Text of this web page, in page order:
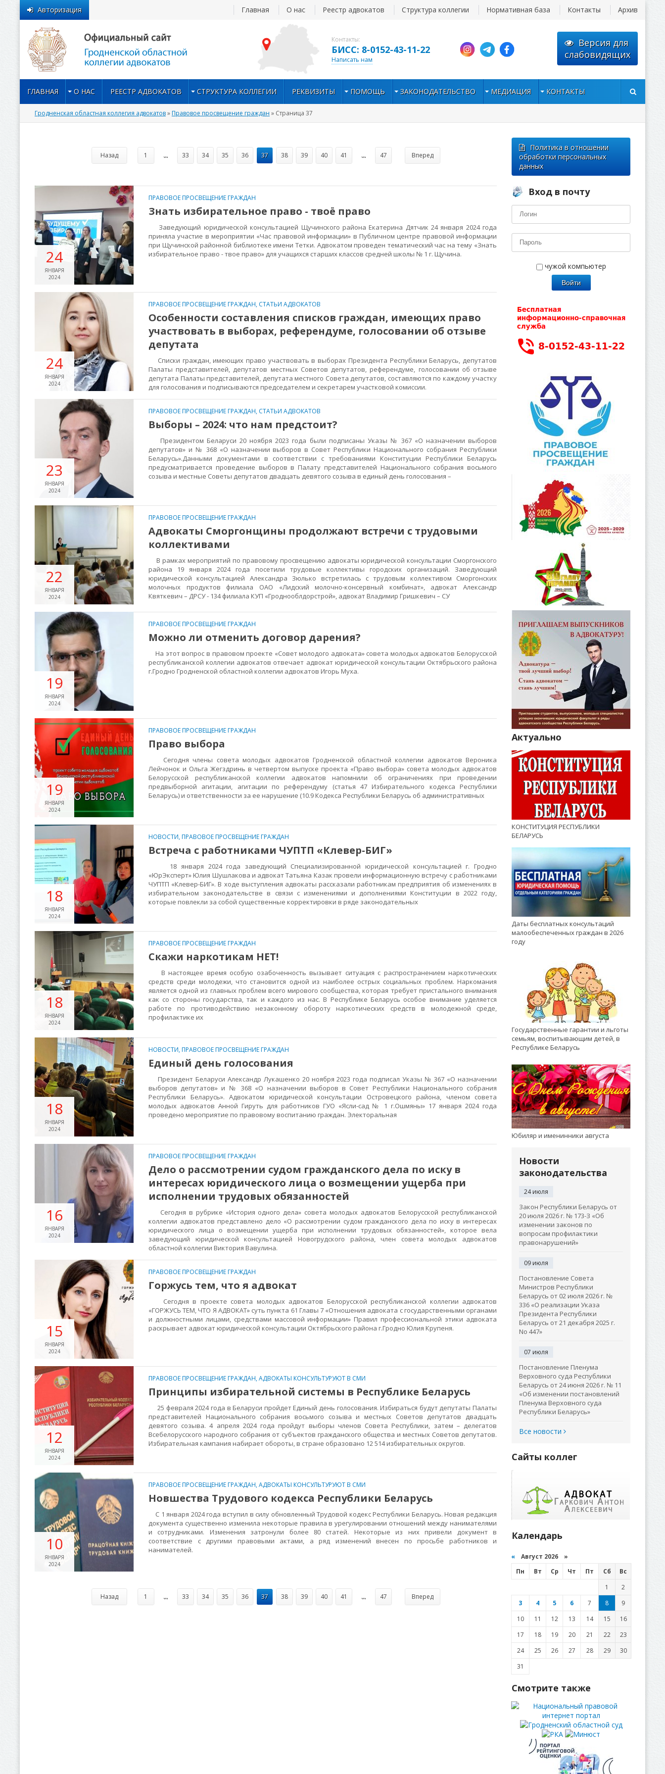
Контакты:
БИСС: 8-0152-43-11-22
Написать нам
Версия для
слабовидящих
Авторизация Главная О нас Реестр адвокатов Структура коллегии Нормативная база Контакты Архив
ГЛАВНАЯ О НАС РЕЕСТР АДВОКАТОВ СТРУКТУРА КОЛЛЕГИИ РЕКВИЗИТЫ ПОМОЩЬ ЗАКОНОДАТЕЛЬСТВО МЕДИАЦИЯ КОНТАКТЫ
Гродненская областная коллегия адвокатов»Правовое просвещение граждан » Страница 37
Назад 1 ... 33 34 35 36 37 38 39 40 41 ... 47 Вперед
24
ЯНВАРЯ
2024
ПРАВОВОЕ ПРОСВЕЩЕНИЕ ГРАЖДАН
Знать избирательное право - твоё право
Заведующий юридической консультацией Щучинского района Екатерина Дятчик 24 января 2024 года
приняла участие в мероприятии «Час правовой информации» в Публичном центре правовой информации
при Щучинской районной библиотеке имени Тетки. Адвокатом проведен тематический час на тему «Знать
избирательное право - твое право» для учащихся старших классов средней школы № 1 г. Щучина.
24
ЯНВАРЯ
2024
ПРАВОВОЕ ПРОСВЕЩЕНИЕ ГРАЖДАН, СТАТЬИ АДВОКАТОВ
Особенности составления списков граждан, имеющих право
участвовать в выборах, референдуме, голосовании об отзыве
депутата
Списки граждан, имеющих право участвовать в выборах Президента Республики Беларусь, депутатов
Палаты представителей, депутатов местных Советов депутатов, референдуме, голосовании об отзыве
депутата Палаты представителей, депутата местного Совета депутатов, составляются по каждому участку
для голосования и подписываются председателем и секретарем участковой комиссии.
23
ЯНВАРЯ
2024
ПРАВОВОЕ ПРОСВЕЩЕНИЕ ГРАЖДАН, СТАТЬИ АДВОКАТОВ
Выборы – 2024: что нам предстоит?
Президентом Беларуси 20 ноября 2023 года были подписаны Указы № 367 «О назначении выборов
депутатов» и № 368 «О назначении выборов в Совет Республики Национального собрания Республики
Беларусь».Данными документами в соответствии с требованиями Конституции Республики Беларусь
предусматривается проведение выборов в Палату представителей Национального собрания восьмого
созыва и местные Советы депутатов двадцать девятого созыва в единый день голосования –
22
ЯНВАРЯ
2024
ПРАВОВОЕ ПРОСВЕЩЕНИЕ ГРАЖДАН
Адвокаты Сморгонщины продолжают встречи с трудовыми
коллективами
В рамках мероприятий по правовому просвещению адвокаты юридической консультации Сморгонского
района 19 января 2024 года посетили трудовые коллективы городских организаций. Заведующий
юридической консультацией Александра Зюлько встретилась с трудовым коллективом Сморгонских
молочных продуктов филиала ОАО «Лидский молочно-консервный комбинат», адвокат Александр
Квяткевич – ДРСУ - 134 филиала КУП «Гроднооблдорстрой», адвокат Владимир Гришкевич – СУ
19
ЯНВАРЯ
2024
ПРАВОВОЕ ПРОСВЕЩЕНИЕ ГРАЖДАН
Можно ли отменить договор дарения?
На этот вопрос в правовом проекте «Совет молодого адвоката» совета молодых адвокатов Белорусской
республиканской коллегии адвокатов отвечает адвокат юридической консультации Октябрьского района
г.Гродно Гродненской областной коллегии адвокатов Игорь Муха.
19
ЯНВАРЯ
2024
ПРАВОВОЕ ПРОСВЕЩЕНИЕ ГРАЖДАН
Право выбора
Сегодня члены совета молодых адвокатов Гродненской областной коллегии адвокатов Вероника
Лейчонок и Ольга Жегздринь в четвертом выпуске проекта «Право выбора» совета молодых адвокатов
Белорусской республиканской коллегии адвокатов напомнили об ограничениях при проведении
предвыборной агитации, агитации по референдуму (статья 47 Избирательного кодекса Республики
Беларусь) и ответственности за ее нарушение (10.9 Кодекса Республики Беларусь об административных
18
ЯНВАРЯ
2024
НОВОСТИ,ПРАВОВОЕ ПРОСВЕЩЕНИЕ ГРАЖДАН
Встреча с работниками ЧУПТП «Клевер-БИГ»
18 января 2024 года заведующий Специализированной юридической консультацией г. Гродно
«ЮрЭксперт» Юлия Шушлакова и адвокат Татьяна Казак провели информационную встречу с работниками
ЧУПТП «Клевер-БИГ». В ходе выступления адвокаты рассказали работникам предприятия об изменениях в
избирательном законодательстве в связи с изменениями и дополнениями Конституции в 2022 году,
которые повлекли за собой существенные корректировки в ряде законодательных
18
ЯНВАРЯ
2024
ПРАВОВОЕ ПРОСВЕЩЕНИЕ ГРАЖДАН
Скажи наркотикам НЕТ!
В настоящее время особую озабоченность вызывает ситуация с распространением наркотических
средств среди молодежи, что становится одной из наиболее острых социальных проблем. Наркомания
является одной из главных проблем всего мирового сообщества, которая требует пристального внимания
как со стороны государства, так и каждого из нас. В Республике Беларусь особое внимание уделяется
работе по противодействию незаконному обороту наркотических средств в молодежной среде,
профилактике их
18
ЯНВАРЯ
2024
НОВОСТИ,ПРАВОВОЕ ПРОСВЕЩЕНИЕ ГРАЖДАН
Единый день голосования
Президент Беларуси Александр Лукашенко 20 ноября 2023 года подписал Указы № 367 «О назначении
выборов депутатов» и № 368 «О назначении выборов в Совет Республики Национального собрания
Республики Беларусь». Адвокатом юридической консультации Островецкого района, членом совета
молодых адвокатов Анной Гируть для работников ГУО «Ясли-сад № 1 г.Ошмяны» 17 января 2024 года
проведено мероприятие по правовому воспитанию граждан. Электоральная
16
ЯНВАРЯ
2024
ПРАВОВОЕ ПРОСВЕЩЕНИЕ ГРАЖДАН
Дело о рассмотрении судом гражданского дела по иску в
интересах юридического лица о возмещении ущерба при
исполнении трудовых обязанностей
Сегодня в рубрике «История одного дела» совета молодых адвокатов Белорусской республиканской
коллегии адвокатов представлено дело «О рассмотрении судом гражданского дела по иску в интересах
юридического лица о возмещении ущерба при исполнении трудовых обязанностей», которое вела
заведующий юридической консультацией Новогрудского района, член совета молодых адвокатов
областной коллегии Виктория Вавулина.
15
ЯНВАРЯ
2024
ПРАВОВОЕ ПРОСВЕЩЕНИЕ ГРАЖДАН
Горжусь тем, что я адвокат
Сегодня в проекте совета молодых адвокатов Белорусской республиканской коллегии адвокатов
«ГОРЖУСЬ ТЕМ, ЧТО Я АДВОКАТ» суть пункта 61 Главы 7 «Отношения адвоката с государственными органами
и должностными лицами, средствами массовой информации» Правил профессиональной этики адвоката
раскрывает адвокат юридической консультации Октябрьского района г.Гродно Юлия Крупеня.
12
ЯНВАРЯ
2024
ПРАВОВОЕ ПРОСВЕЩЕНИЕ ГРАЖДАН,АДВОКАТЫ КОНСУЛЬТУРУЮТ В СМИ
Принципы избирательной системы в Республике Беларусь
25 февраля 2024 года в Беларуси пройдет Единый день голосования. Избираться будут депутаты Палаты
представителей Национального собрания восьмого созыва и местных Советов депутатов двадцать
девятого созыва. 4 апреля 2024 года пройдут выборы членов Совета Республики, затем – делегатов
Всебелорусского народного собрания от субъектов гражданского общества и местных Советов депутатов.
Избирательная кампания набирает обороты, в стране образовано 12 514 избирательных округов.
10
ЯНВАРЯ
2024
ПРАВОВОЕ ПРОСВЕЩЕНИЕ ГРАЖДАН,АДВОКАТЫ КОНСУЛЬТУРУЮТ В СМИ
Новшества Трудового кодекса Республики Беларусь
С 1 января 2024 года вступил в силу обновленный Трудовой кодекс Республики Беларусь. Новая редакция
документа существенно изменила некоторые правила в урегулировании отношений между нанимателями
и сотрудниками. Изменения затронули более 80 статей. Некоторые из них привели документ в
соответствие с другими правовыми актами, а ряд изменений внесен по просьбе работников и
нанимателей.
Назад 1 ... 33 34 35 36 37 38 39 40 41 ... 47 Вперед
Политика в отношении
обработки персональных
данных
Вход в почту
чужой компьютер
Актуально
КОНСТИТУЦИЯ РЕСПУБЛИКИ
БЕЛАРУСЬ
Даты бесплатных консультаций
малообеспеченных граждан в 2026
году
Государственные гарантии и льготы
семьям, воспитывающим детей, в
Республике Беларусь
Юбиляр и именинники августа
Новости
законодательства
24 июля
Закон Республики Беларусь от
20 июля 2026 г. № 173-З «Об
изменении законов по
вопросам профилактики
правонарушений»
09 июля
Постановление Совета
Министров Республики
Беларусь от 02 июля 2026 г. №
336 «О реализации Указа
Президента Республики
Беларусь от 21 декабря 2025 г.
No 447»
07 июля
Постановление Пленума
Верховного суда Республики
Беларусь от 24 июня 2026 г. № 11
«Об изменении постановлений
Пленума Верховного суда
Республики Беларусь»
Все новости
Сайты коллег
Календарь
« Август 2026 »
Пн
Вт Ср Чт Пт Сб
Вс
1
2
3
4 5 6 7 8
9
10
11 12 13 14 15
16
17
18 19 20 21 22
23
24
25 26 27 28 29
30
31
Смотрите также